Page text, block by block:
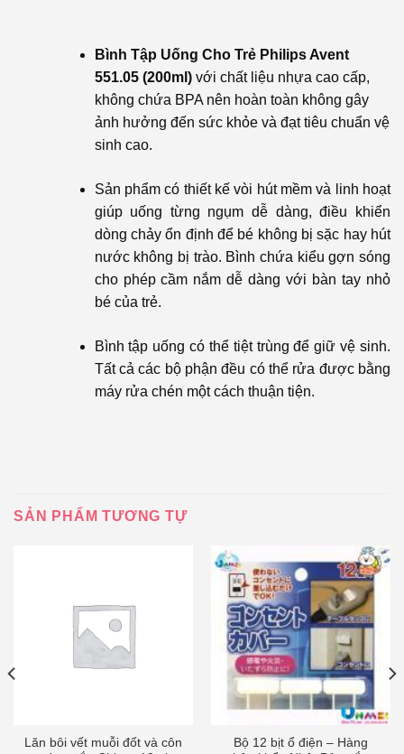
Bình Tập Uống Cho Trẻ Philips Avent
551.05 (200ml) với chất liệu nhựa cao cấp,
không chứa BPA nên hoàn toàn không gây
ảnh hưởng đến sức khỏe và đạt tiêu chuẩn vệ
sinh cao.
Sản phẩm có thiết kế vòi hút mềm và linh hoạt
giúp uống từng ngụm dễ dàng, điều khiển
dòng chảy ổn định để bé không bị sặc hay hút
nước không bị trào. Bình chứa kiểu gợn sóng
cho phép cầm nắm dễ dàng với bàn tay nhỏ
bé của trẻ.
Bình tập uống có thể tiệt trùng để giữ vệ sinh.
Tất cả các bộ phận đều có thể rửa được bằng
máy rửa chén một cách thuận tiện.
SẢN PHẨM TƯƠNG TỰ
Lăn bôi vết muỗi đốt và côn
Bộ 12 bịt ổ điện – Hàng